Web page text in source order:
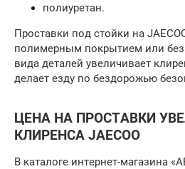
полиуретан.
Проставки под стойки на
полимерным покрытием или без
вида деталей увеличивает
делает езду по бездорожью
ЦЕНА НА ПРОСТАВКИ
КЛИРЕНСА JAECOO
В каталоге интернет-магазина